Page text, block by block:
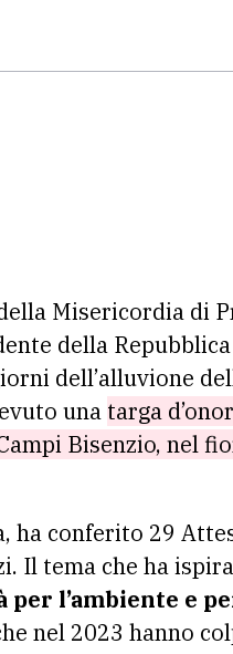
Misericordia di
della Repubblica
dell’alluvione
una targa
Bisenzio, nel
conferito 29
Il tema che ha
per l’ambiente e
nel 2023 hanno